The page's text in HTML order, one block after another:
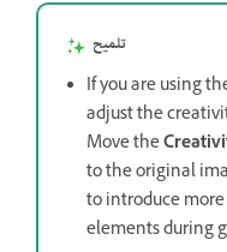
تلميح
If you are using
adjust the
Move the
to the original
to introduce
elements during